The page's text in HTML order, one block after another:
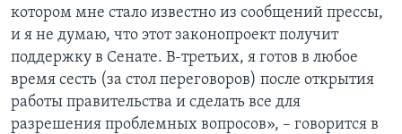
котором мне стало известно из сообщений прессы,
и я не думаю, что этот законопроект получит
поддержку в Сенате. В-третьих, я готов в любое
время сесть (за стол переговоров) после открытия
работы правительства и сделать все для
разрешения проблемных вопросов», – говорится в